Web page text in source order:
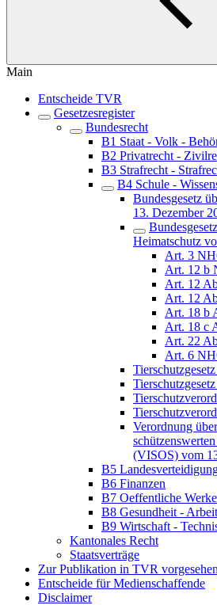
Main
Entscheide TVR
Gesetzesregister
Bundesrecht
B1 Staat - Volk -
B2 Privatrecht -
B3 Strafrecht -
B4 Schule -
Bundesgesetz
13. Dezember
Heimatschutz
Art. 3
Art. 12 b
Art. 12
Art. 12
Art. 18 b
Art. 18 c
Art. 22
Art. 6
Verordnung
(VISOS) vom
B5
B6 Finanzen
B7 Oeffentliche
B8 Gesundheit -
B9 Wirtschaft -
Kantonales Recht
Staatsverträge
Zur Publikation in TVR vorgesehen
Entscheide für Medienschaffende
Disclaimer